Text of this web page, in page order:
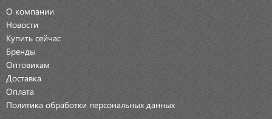
О компании
Новости
Купить сейчас
Бренды
Оптовикам
Доставка
Оплата
Политика обработки персональных данных